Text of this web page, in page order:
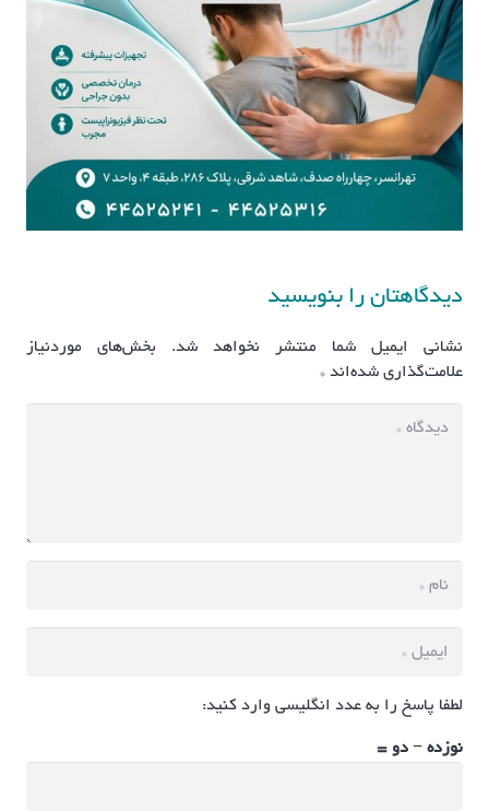
دیدگاهتان را بنویسید
نشانی ایمیل شما منتشر نخواهد شد.
بخش‌های موردنیاز
علامت‌گذاری شده‌اند *
لطفا پاسخ را به عدد انگلیسی وارد کنید:
نوزده − دو =